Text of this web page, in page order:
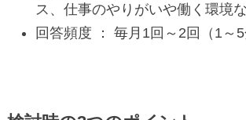
ス、仕事のやりがいや働く環境
回答頻度 ： 毎月1回～2回（1～5